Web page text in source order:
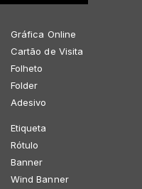
Gráfica Online
Cartão de Visita
Folheto
Folder
Adesivo
Etiqueta
Rótulo
Banner
Wind Banner